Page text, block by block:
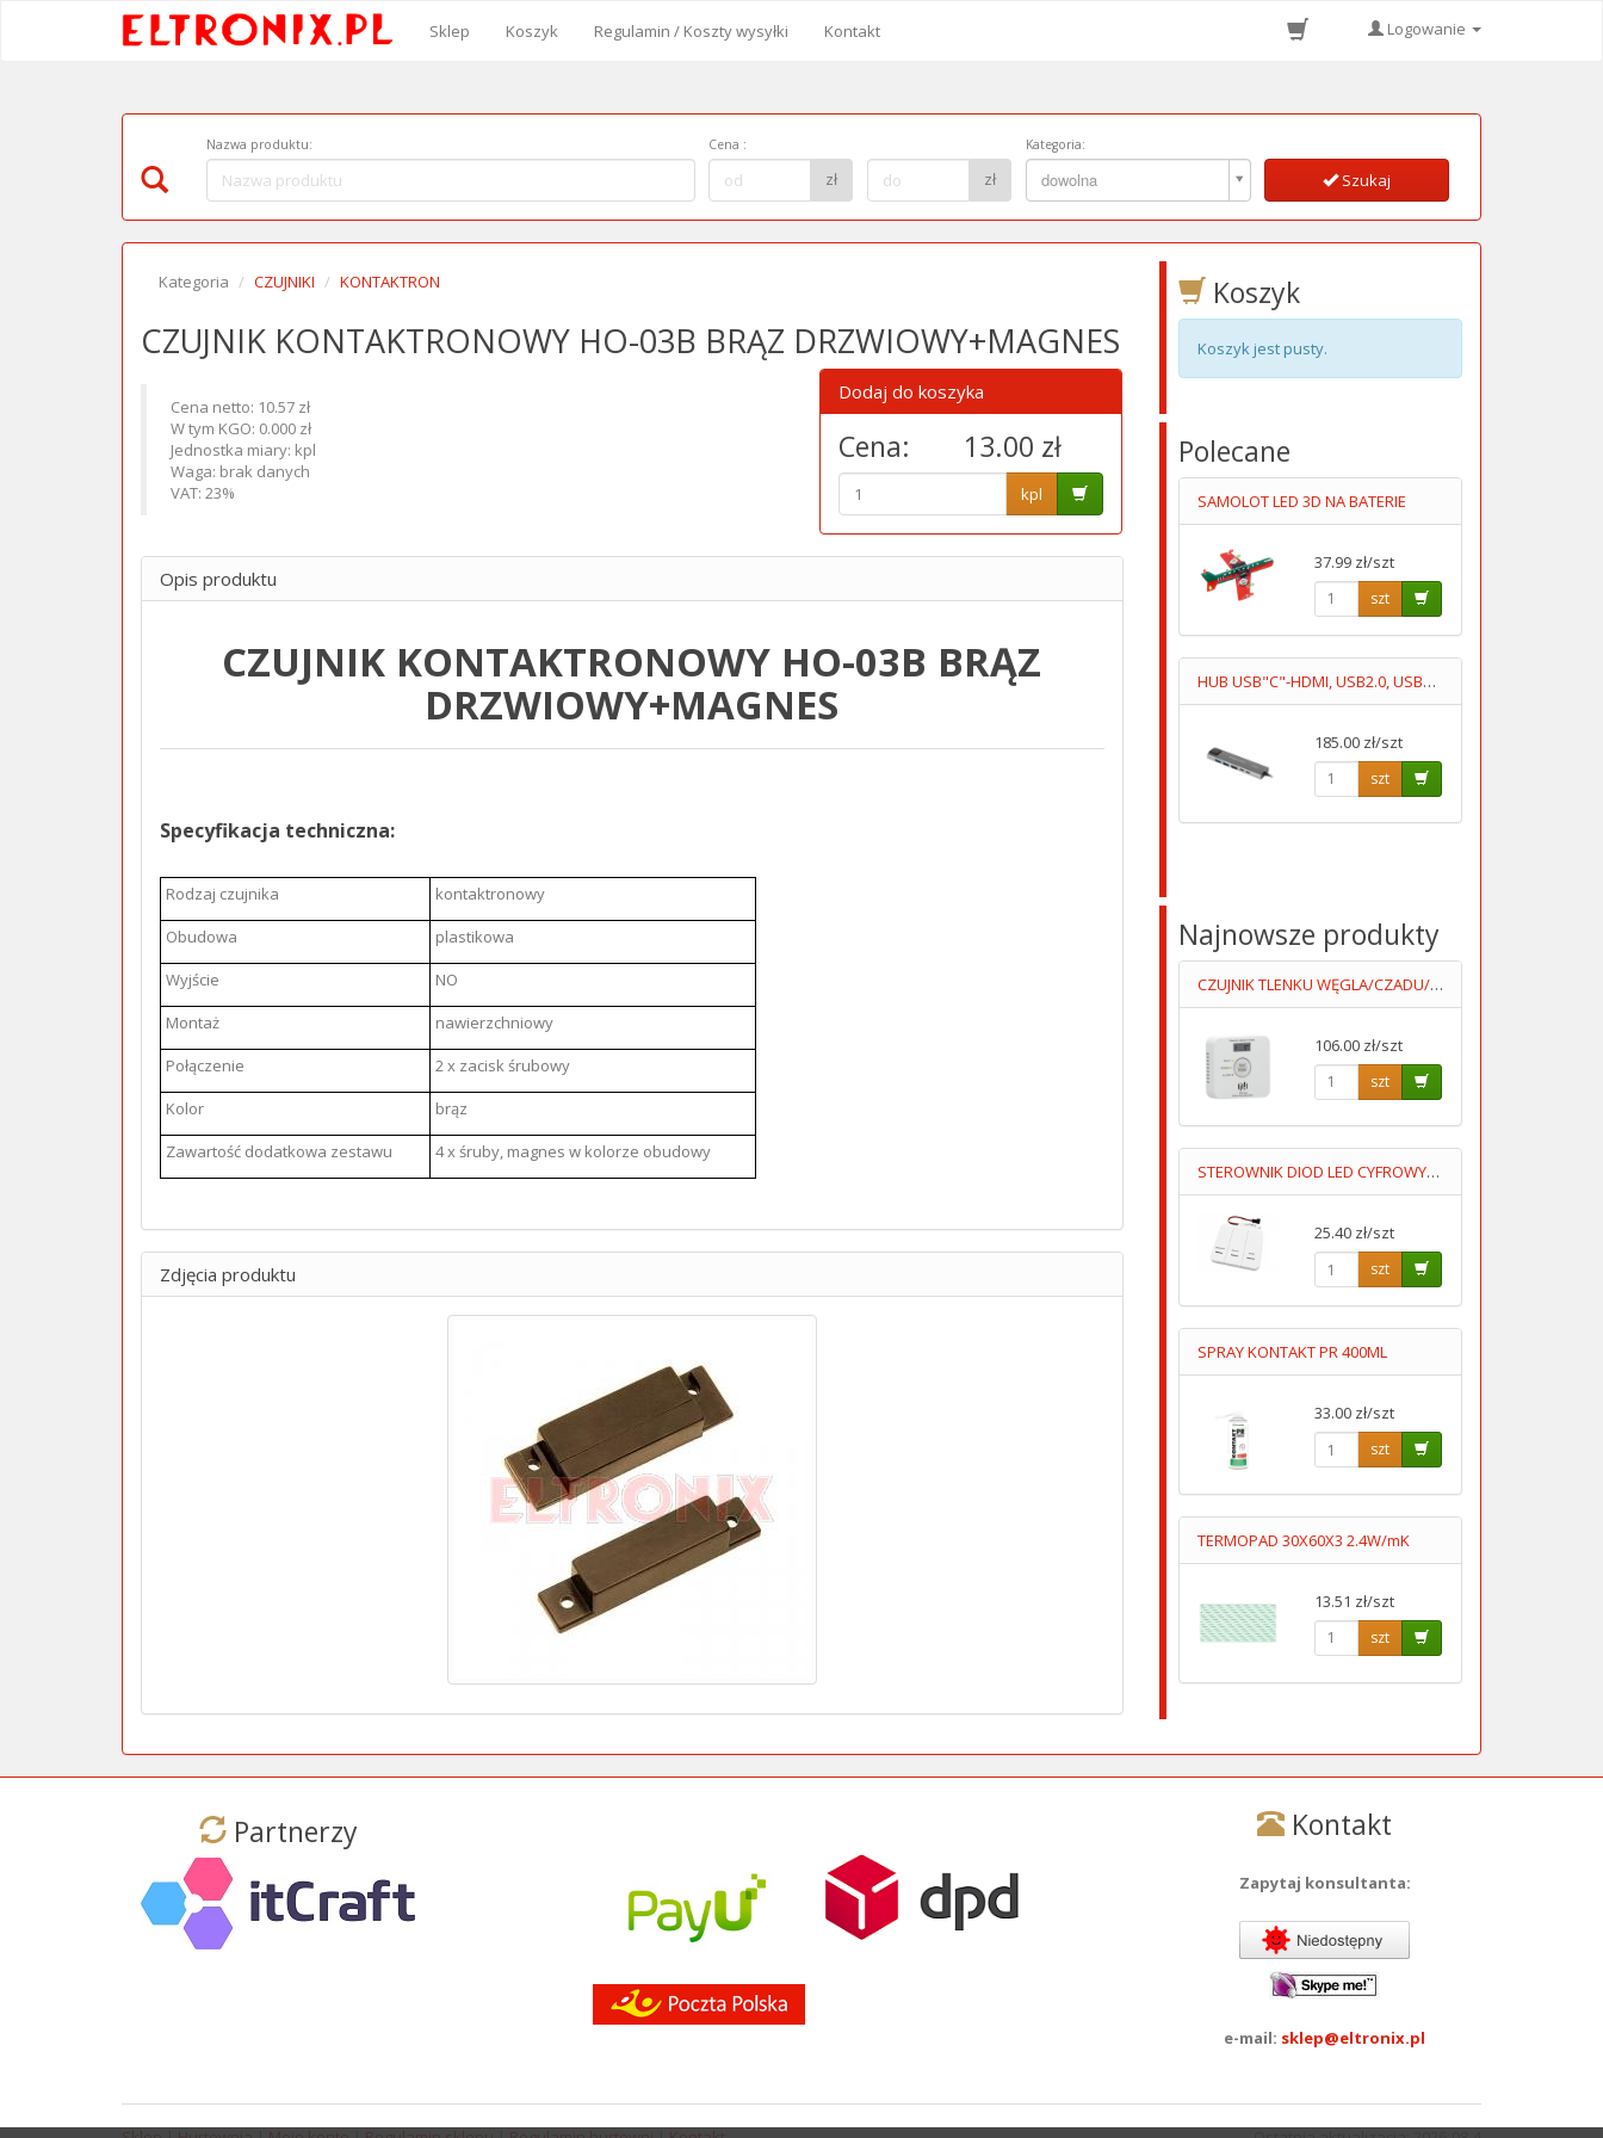
Sklep Koszyk Regulamin / Koszty wysyłki Kontakt Logowanie
Nazwa produktu: Cena od
:
zł
do:
zł
Kategoria:
dowolna
Kategoria:
Szukaj
Kategoria CZUJNIKI KONTAKTRON
CZUJNIK KONTAKTRONOWY HO-03B BRĄZ DRZWIOWY+MAGNES
Cena netto: 10.57 zł
W tym KGO: 0.000 zł
Jednostka miary: kpl
Waga: brak danych
VAT: 23%
Dodaj do koszyka
Cena: 13.00 zł
kpl
Opis produktu
CZUJNIK KONTAKTRONOWY HO-03B BRĄZ
DRZWIOWY+MAGNES
Specyfikacja techniczna:
Rodzaj czujnika
kontaktronowy
Obudowa
plastikowa
Wyjście
NO
Montaż
nawierzchniowy
Połączenie
2 x zacisk śrubowy
Kolor
brąz
Zawartość dodatkowa zestawu
4 x śruby, magnes w kolorze obudowy
Zdjęcia produktu
Koszyk
Koszyk jest pusty.
Polecane
SAMOLOT LED 3D NA BATERIE
37.99 zł/szt
szt
HUB USB"C"-HDMI, USB2.0, USB3.0, 2XUSB"C", RJ45
185.00 zł/szt
szt
Najnowsze produkty
CZUJNIK TLENKU WĘGLA/CZADU/DCA004 Z WYŚWIETLACZEM 2XAA LUMIO
106.00 zł/szt
szt
STEROWNIK DIOD LED CYFROWYCH DS-1 RF 5-24V
25.40 zł/szt
szt
SPRAY KONTAKT PR 400ML
33.00 zł/szt
szt
TERMOPAD 30X60X3 2.4W/mK
13.51 zł/szt
szt
Partnerzy Kontakt
Zapytaj konsultanta:
e-mail: sklep@eltronix.pl